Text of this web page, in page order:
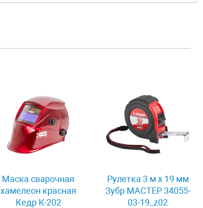
Маска сварочная
хамелеон красная
Кедр К-202
Рулетка 3 м x 19 мм
Зубр МАСТЕР 34055-
03-19_z02